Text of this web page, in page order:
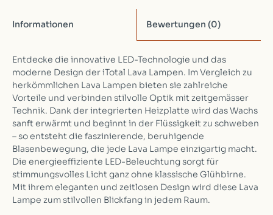
Informationen Bewertungen (0)
Entdecke die innovative LED-Technologie und das
moderne Design der iTotal Lava Lampen. Im Vergleich zu
herkömmlichen Lava Lampen bieten sie zahlreiche
Vorteile und verbinden stilvolle Optik mit zeitgemässer
Technik. Dank der integrierten Heizplatte wird das Wachs
sanft erwärmt und beginnt in der Flüssigkeit zu schweben
– so entsteht die faszinierende, beruhigende
Blasenbewegung, die jede Lava Lampe einzigartig macht.
Die energieeffiziente LED-Beleuchtung sorgt für
stimmungsvolles Licht ganz ohne klassische Glühbirne.
Mit ihrem eleganten und zeitlosen Design wird diese Lava
Lampe zum stilvollen Blickfang in jedem Raum.